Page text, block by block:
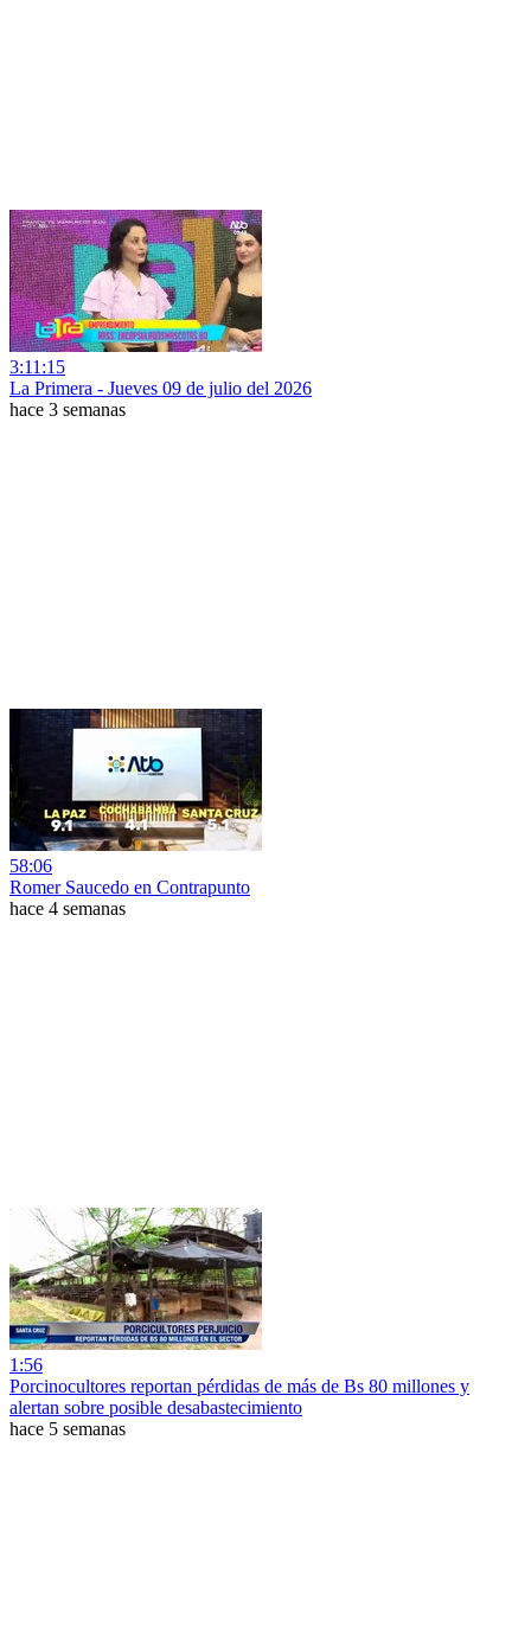
3:11:15
La Primera - Jueves 09 de julio del 2026
hace 3 semanas
58:06
Romer Saucedo en Contrapunto
hace 4 semanas
1:56
Porcinocultores reportan pérdidas de más de Bs 80 millones y
alertan sobre posible desabastecimiento
hace 5 semanas